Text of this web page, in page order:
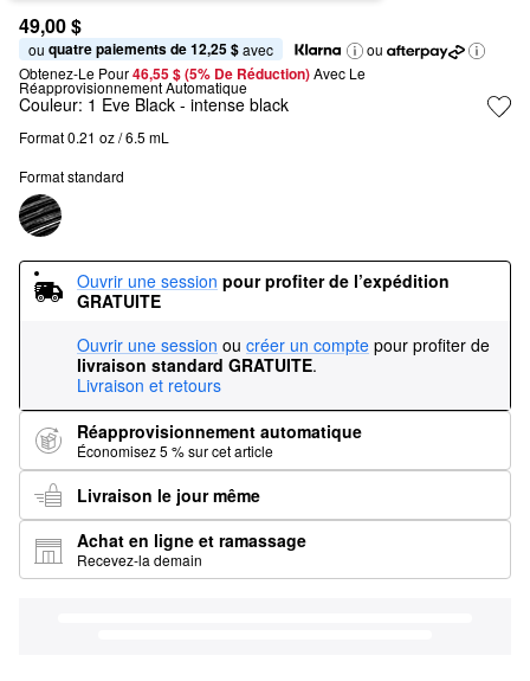
49,00 $
ou quatre paiements de 12,25 $ avec
ou
Obtenez-Le Pour46,55 $ (5% De Réduction) Avec Le
Réapprovisionnement Automatique
Couleur: 1 Eve Black - intense black
Format 0.21 oz / 6.5 mL
Format standard
Ouvrir une session pour profiter de l’expédition
GRATUITE
Ouvrir une session ou créer un compte pour profiter de
livraison standard GRATUITE.
Livraison et retours
Réapprovisionnement automatique
Économisez 5 % sur cet article
Livraison le jour même
Achat en ligne et ramassage
Recevez-la demain